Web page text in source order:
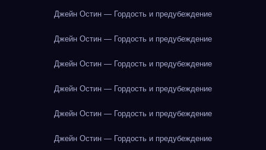
Джейн Остин — Гордость и предубеждение
Джейн Остин — Гордость и предубеждение
Джейн Остин — Гордость и предубеждение
Джейн Остин — Гордость и предубеждение
Джейн Остин — Гордость и предубеждение
Джейн Остин — Гордость и предубеждение